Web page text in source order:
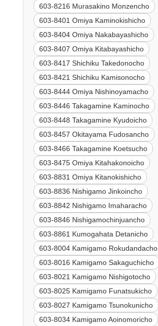
603-8216 Murasakino Monzencho
603-8401 Omiya Kaminokishicho
603-8404 Omiya Nakabayashicho
603-8407 Omiya Kitabayashicho
603-8417 Shichiku Takedonocho
603-8421 Shichiku Kamisonocho
603-8444 Omiya Nishinoyamacho
603-8446 Takagamine Kaminocho
603-8448 Takagamine Kyudoicho
603-8457 Okitayama Fudosancho
603-8466 Takagamine Koetsucho
603-8475 Omiya Kitahakonoicho
603-8831 Omiya Kitanokishicho
603-8836 Nishigamo Jinkoincho
603-8842 Nishigamo Imaharacho
603-8846 Nishigamochinjuancho
603-8861 Kumogahata Detanicho
603-8004 Kamigamo Rokudandacho
603-8016 Kamigamo Sakaguchicho
603-8021 Kamigamo Nishigotocho
603-8025 Kamigamo Funatsukicho
603-8027 Kamigamo Tsunokunicho
603-8034 Kamigamo Aoinomoricho